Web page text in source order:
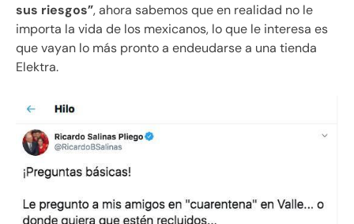
sus riesgos”, ahora sabemos que en realidad no le
importa la vida de los mexicanos, lo que le interesa es
que vayan lo más pronto a endeudarse a una tienda
Elektra.